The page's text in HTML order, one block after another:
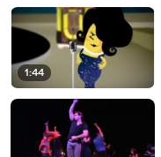
1:44